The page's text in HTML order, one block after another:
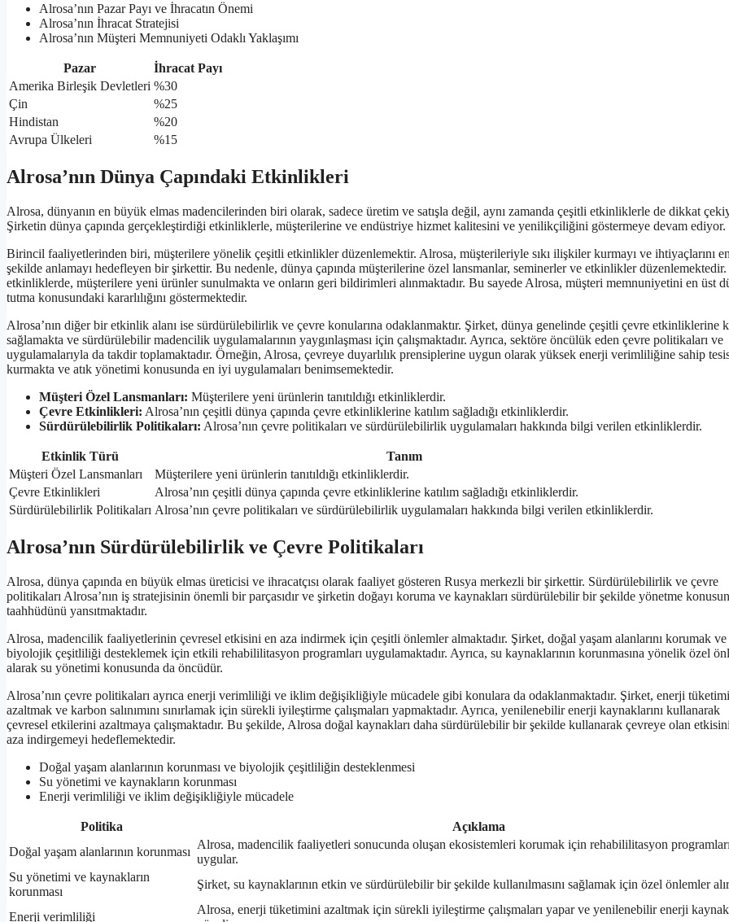
Alrosa’nın Pazar Payı ve İhracatın Önemi
Alrosa’nın İhracat Stratejisi
Alrosa’nın Müşteri Memnuniyeti Odaklı Yaklaşımı
Pazar
İhracat Payı
Amerika Birleşik Devletleri %30
Çin
%25
Hindistan
%20
Avrupa Ülkeleri
%15
Alrosa’nın Dünya Çapındaki Etkinlikleri
Alrosa, dünyanın en büyük elmas madencilerinden biri olarak, sadece üretim ve satışla değil, aynı zamanda çeşitli etkinliklerle de dikkat
Şirketin dünya çapında gerçekleştirdiği etkinliklerle, müşterilerine ve endüstriye hizmet kalitesini ve yenilikçiliğini göstermeye devam ediyor.
Birincil faaliyetlerinden biri, müşterilere yönelik çeşitli etkinlikler düzenlemektir. Alrosa, müşterileriyle sıkı ilişkiler kurmayı ve ihtiyaçlarını
şekilde anlamayı hedefleyen bir şirkettir. Bu nedenle, dünya çapında müşterilerine özel lansmanlar, seminerler ve etkinlikler
etkinliklerde, müşterilere yeni ürünler sunulmakta ve onların geri bildirimleri alınmaktadır. Bu sayede Alrosa, müşteri memnuniyetini en üst
tutma konusundaki kararlılığını göstermektedir.
Alrosa’nın diğer bir etkinlik alanı ise sürdürülebilirlik ve çevre konularına odaklanmaktır. Şirket, dünya genelinde çeşitli çevre etkinliklerine
sağlamakta ve sürdürülebilir madencilik uygulamalarının yaygınlaşması için çalışmaktadır. Ayrıca, sektöre öncülük eden çevre politikaları ve
uygulamalarıyla da takdir toplamaktadır. Örneğin, Alrosa, çevreye duyarlılık prensiplerine uygun olarak yüksek enerji verimliliğine sahip
kurmakta ve atık yönetimi konusunda en iyi uygulamaları benimsemektedir.
Müşteri Özel Lansmanları: Müşterilere yeni ürünlerin tanıtıldığı etkinliklerdir.
Çevre Etkinlikleri: Alrosa’nın çeşitli dünya çapında çevre etkinliklerine katılım sağladığı etkinliklerdir.
Sürdürülebilirlik Politikaları: Alrosa’nın çevre politikaları ve sürdürülebilirlik uygulamaları hakkında bilgi verilen etkinliklerdir.
Etkinlik Türü
Tanım
Müşteri Özel Lansmanları
Müşterilere yeni ürünlerin tanıtıldığı etkinliklerdir.
Çevre Etkinlikleri
Alrosa’nın çeşitli dünya çapında çevre etkinliklerine katılım sağladığı etkinliklerdir.
Sürdürülebilirlik Politikaları Alrosa’nın çevre politikaları ve sürdürülebilirlik uygulamaları hakkında bilgi verilen etkinliklerdir.
Alrosa’nın Sürdürülebilirlik ve Çevre Politikaları
Alrosa, dünya çapında en büyük elmas üreticisi ve ihracatçısı olarak faaliyet gösteren Rusya merkezli bir şirkettir. Sürdürülebilirlik ve çevre
politikaları Alrosa’nın iş stratejisinin önemli bir parçasıdır ve şirketin doğayı koruma ve kaynakları sürdürülebilir bir şekilde yönetme
taahhüdünü yansıtmaktadır.
Alrosa, madencilik faaliyetlerinin çevresel etkisini en aza indirmek için çeşitli önlemler almaktadır. Şirket, doğal yaşam alanlarını korumak ve
biyolojik çeşitliliği desteklemek için etkili rehabililitasyon programları uygulamaktadır. Ayrıca, su kaynaklarının korunmasına yönelik özel
alarak su yönetimi konusunda da öncüdür.
Alrosa’nın çevre politikaları ayrıca enerji verimliliği ve iklim değişikliğiyle mücadele gibi konulara da odaklanmaktadır. Şirket, enerji
azaltmak ve karbon salınımını sınırlamak için sürekli iyileştirme çalışmaları yapmaktadır. Ayrıca, yenilenebilir enerji kaynaklarını kullanarak
çevresel etkilerini azaltmaya çalışmaktadır. Bu şekilde, Alrosa doğal kaynakları daha sürdürülebilir bir şekilde kullanarak çevreye olan
aza indirgemeyi hedeflemektedir.
Doğal yaşam alanlarının korunması ve biyolojik çeşitliliğin desteklenmesi
Su yönetimi ve kaynakların korunması
Enerji verimliliği ve iklim değişikliğiyle mücadele
Politika
Açıklama
Doğal yaşam alanlarının korunması
Alrosa, madencilik faaliyetleri sonucunda oluşan ekosistemleri korumak için rehabililitasyon programları
uygular.
Su yönetimi ve kaynakların
korunması
Şirket, su kaynaklarının etkin ve sürdürülebilir bir şekilde kullanılmasını sağlamak için özel önlemler
Enerji verimliliği
Alrosa, enerji tüketimini azaltmak için sürekli iyileştirme çalışmaları yapar ve yenilenebilir enerji